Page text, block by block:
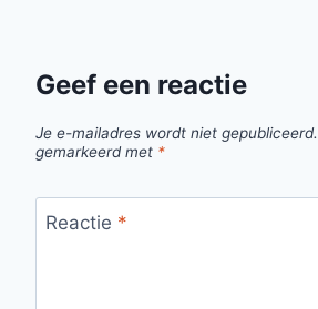
Geef een reactie
Je e-mailadres wordt niet gepubliceerd.
gemarkeerd met *
Reactie *